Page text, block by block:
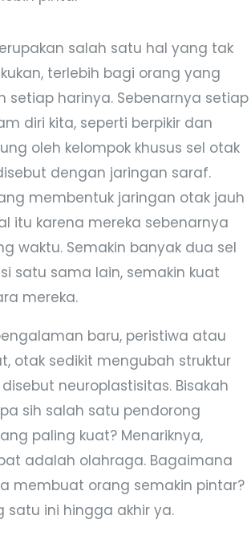
salah satu hal yang tak
terlebih bagi orang yang
setiap harinya. Sebenarnya setiap
diri kita, seperti berpikir dan
oleh kelompok khusus sel otak
dengan jaringan saraf.
membentuk jaringan otak jauh
itu karena mereka sebenarnya
waktu. Semakin banyak dua sel
satu sama lain, semakin kuat
mereka.
baru, peristiwa atau
otak sedikit mengubah struktur
neuroplastisitas. Bisakah
sih salah satu pendorong
paling kuat? Menariknya,
adalah olahraga. Bagaimana
membuat orang semakin pintar?
satu ini hingga akhir ya.